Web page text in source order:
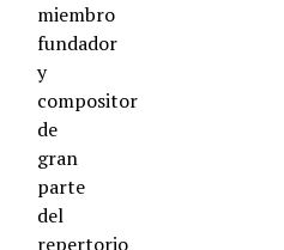
miembro
fundador
y
compositor
de
gran
parte
del
repertorio